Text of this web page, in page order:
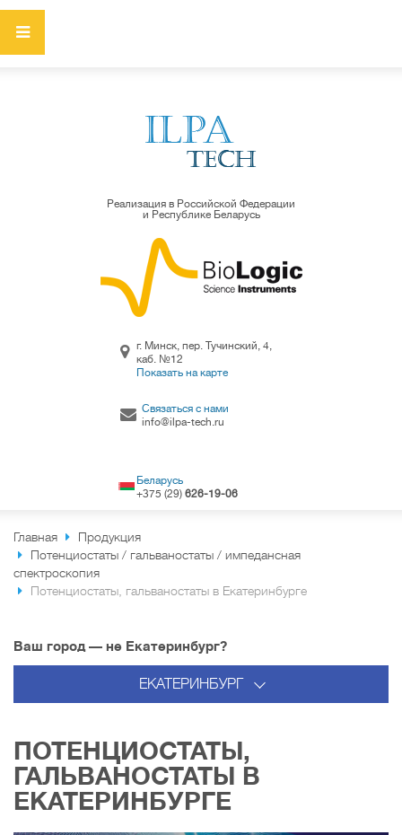
Реализация в Российской Федерации
и Республике Беларусь
г. Минск, пер. Тучинский, 4,
каб. №12
Показать на карте
Связаться с нами
info@ilpa-tech.ru
Беларусь
+375 (29) 626-19-06
Главная
Продукция
Потенциостаты / гальваностаты / импедансная
спектроскопия
Потенциостаты, гальваностаты в Екатеринбурге
Ваш город — не Екатеринбург?
ЕКАТЕРИНБУРГ
ПОТЕНЦИОСТАТЫ,
ГАЛЬВАНОСТАТЫ В
ЕКАТЕРИНБУРГЕ